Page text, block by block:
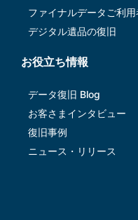
ファイナルデータご利
デジタル遺品の復旧
お役立ち情報
データ復旧 Blog
お客さまインタビュー
復旧事例
ニュース・リリース